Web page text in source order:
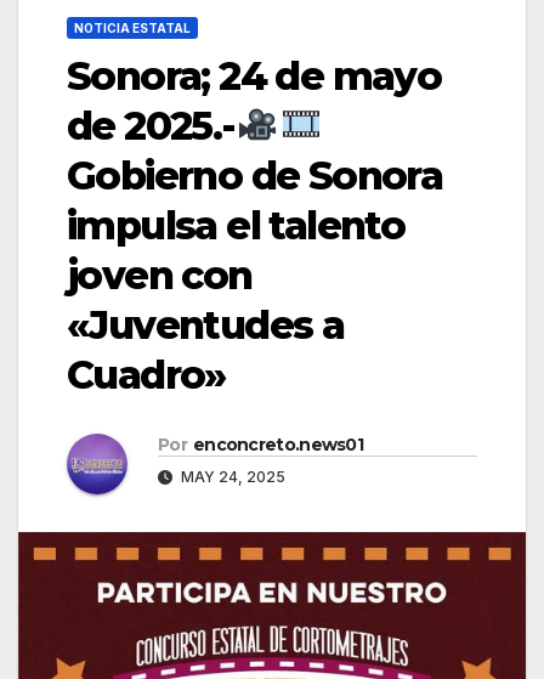
NOTICIA ESTATAL
Sonora; 24 de mayo
de 2025.-
Gobierno de Sonora
impulsa el talento
joven con
«Juventudes a
Cuadro»
Por enconcreto.news01
MAY 24, 2025